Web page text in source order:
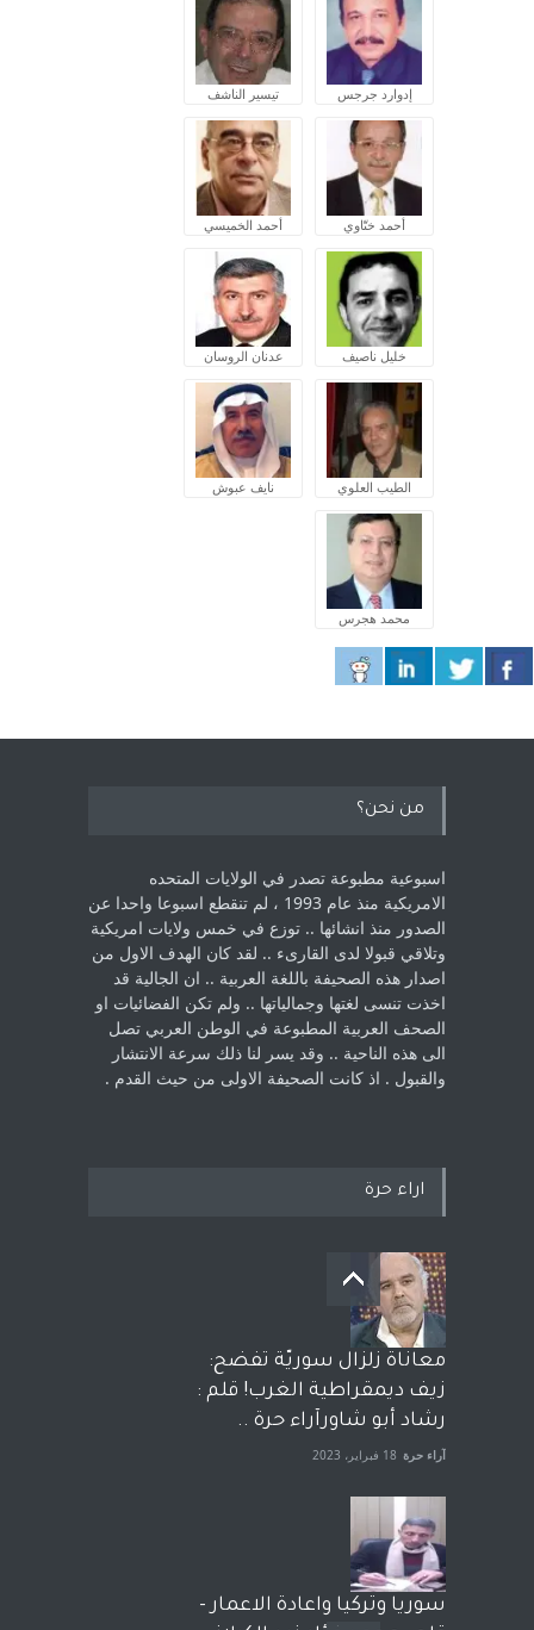
إدوارد جرجس تيسير الناشف
أحمد ختّاوي أحمد الخميسي
خليل ناصيف عدنان الروسان
الطيب العلوي نايف عبوش
محمد هجرس
من نحن؟
اسبوعية مطبوعة تصدر في الولايات المتحده
الامريكية منذ عام 1993 ، لم ‏تنقطع اسبوعا واحدا عن
الصدور منذ انشائها .. توزع في خمس ولايات امريكية
‏وتلاقي قبولا لدى القارىء ..‏ لقد كان الهدف الاول من
اصدار هذه الصحيفة باللغة العربية .. ان الجالية قد
اخذت ‏تنسى لغتها وجمالياتها .. ولم تكن الفضائيات او
الصحف العربية المطبوعة في الوطن ‏العربي تصل
الى هذه الناحية .. وقد يسر لنا ذلك سرعة الانتشار
والقبول . اذ كانت ‏الصحيفة الاولى من حيث القدم . ‏
اراء حرة
معاناة زلزال سوريّة تفضح:
زيف ديمقراطية الغرب! قلم :
رشاد أبو شاورآراء حرة ..
آراء حرة 18 فبراير، 2023
سوريا وتركيا واعادة الاعمار -